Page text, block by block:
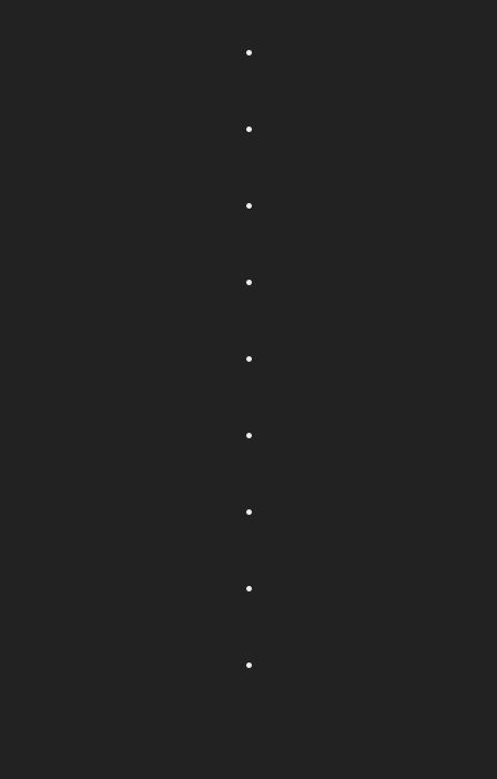
.
.
.
.
.
.
.
.
.